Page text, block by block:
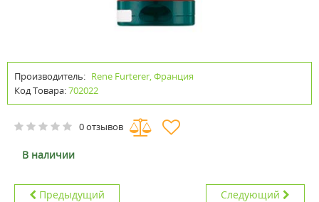
Производитель: Rene Furterer, Франция
Код Товара:702022
0 отзывов
В наличии
Предыдущий Следующий